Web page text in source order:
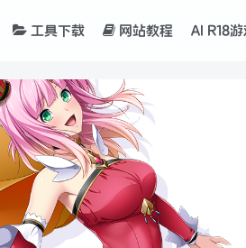
工具下载 网站教程 AI R18